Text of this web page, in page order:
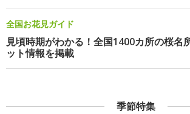
全国お花見ガイド
見頃時期がわかる！全国1400カ所の桜名
ット情報を掲載
季節特集